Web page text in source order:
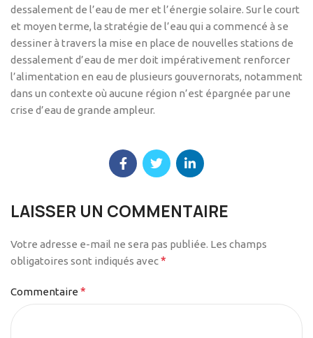
dessalement de l’eau de mer et l’énergie solaire. Sur le court
et moyen terme, la stratégie de l’eau qui a commencé à se
dessiner à travers la mise en place de nouvelles stations de
dessalement d’eau de mer doit impérativement renforcer
l’alimentation en eau de plusieurs gouvernorats, notamment
dans un contexte où aucune région n’est épargnée par une
crise d’eau de grande ampleur.
LAISSER UN COMMENTAIRE
Votre adresse e-mail ne sera pas publiée. Les champs
obligatoires sont indiqués avec*
Commentaire *